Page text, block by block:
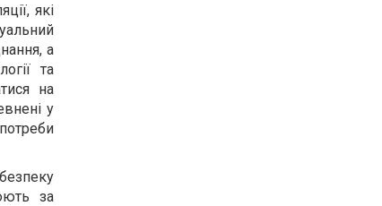
які
а
та
на
у
за